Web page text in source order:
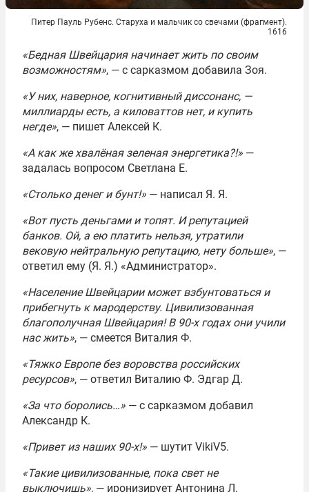
Питер Пауль Рубенс. Старуха и мальчик со свечами (фрагмент).
1616
«Бедная Швейцария начинает жить по своим
возможностям», — с сарказмом добавила Зоя.
«У них, наверное, когнитивный диссонанс, —
миллиарды есть, а киловаттов нет, и купить
негде», — пишет Алексей К.
«А как же хвалёная зеленая энергетика?!» —
задалась вопросом Светлана Е.
«Столько денег и бунт!» — написал Я. Я.
«Вот пусть деньгами и топят. И репутацией
банков. Ой, а ею платить нельзя, утратили
вековую нейтральную репутацию, нету больше», —
ответил ему (Я. Я.) «Администратор».
«Население Швейцарии может взбунтоваться и
прибегнуть к мародерству. Цивилизованная
благополучная Швейцария! В 90-х годах они учили
нас жить», — смеется Виталия Ф.
«Тяжко Европе без воровства российских
ресурсов», — ответил Виталию Ф. Эдгар Д.
«За что боролись…» — с сарказмом добавил
Александр К.
«Привет из наших 90-х!» — шутит VikiV5.
«Такие цивилизованные, пока свет не
выключишь», — иронизирует Антонина Л.